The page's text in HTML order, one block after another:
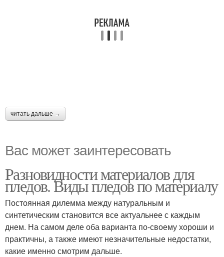
читать дальше →
Вас может заинтересовать
Разновидности материалов для
пледов. Виды пледов по материалу
Постоянная дилемма между натуральным и
синтетическим становится все актуальнее с каждым
днем. На самом деле оба варианта по-своему хороши и
практичны, а также имеют незначительные недостатки,
какие именно смотрим дальше.